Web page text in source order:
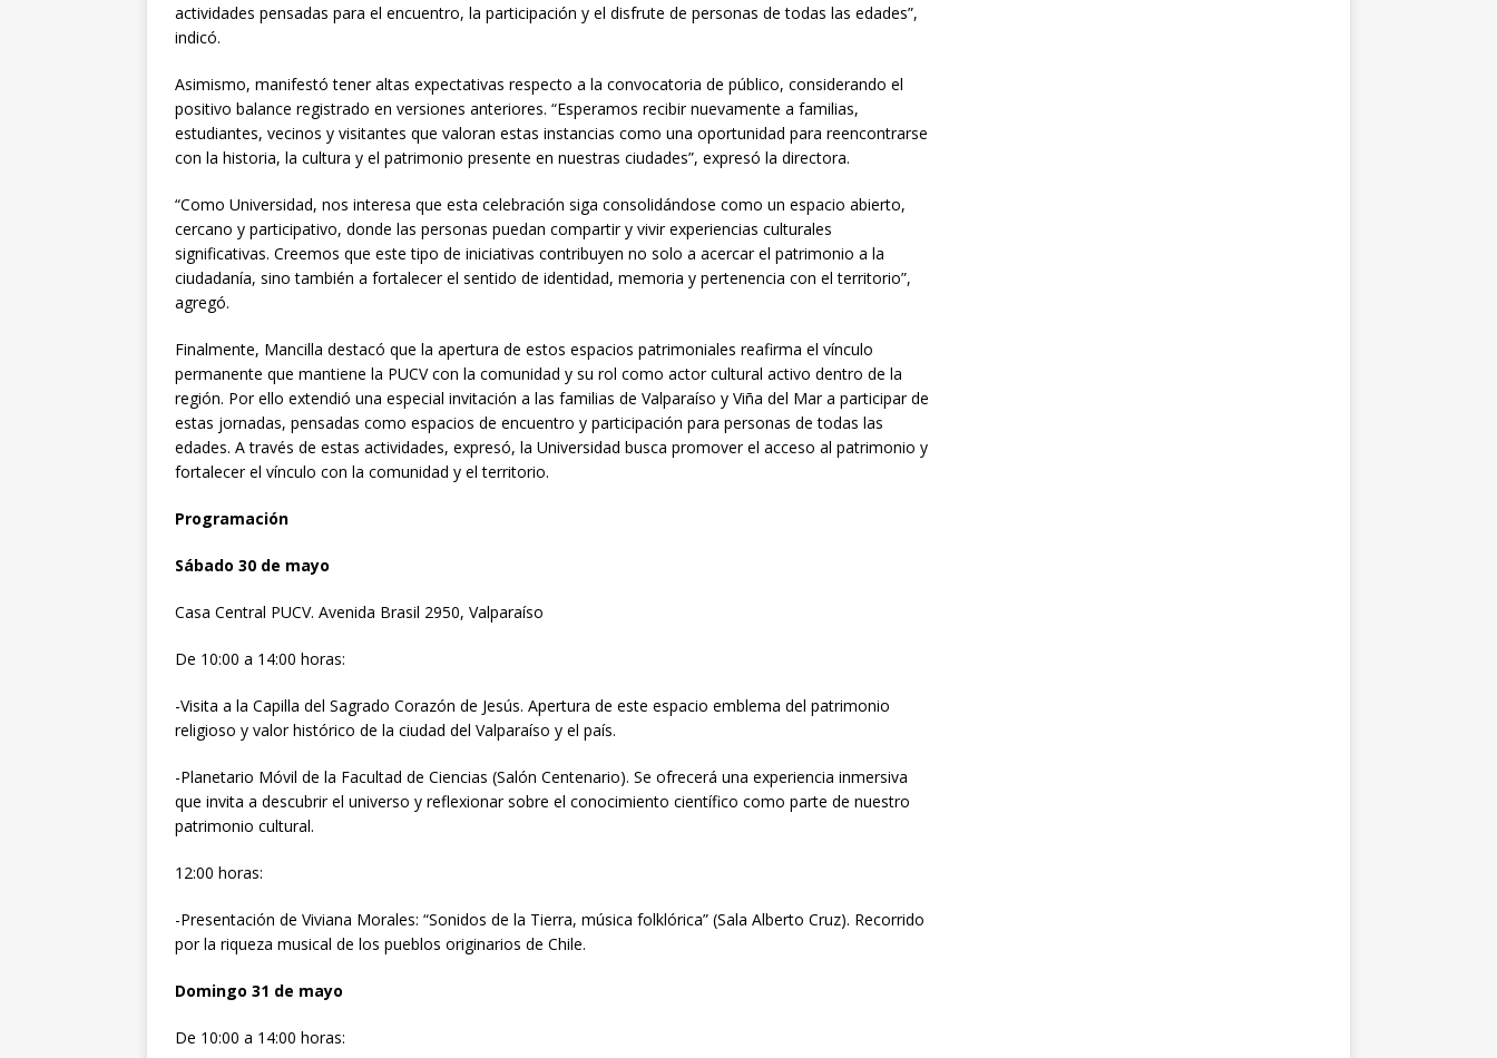
actividades pensadas para el encuentro, la participación y el disfrute de personas de todas las edades”,
indicó.
Asimismo, manifestó tener altas expectativas respecto a la convocatoria de público, considerando el
positivo balance registrado en versiones anteriores. “Esperamos recibir nuevamente a familias,
estudiantes, vecinos y visitantes que valoran estas instancias como una oportunidad para reencontrarse
con la historia, la cultura y el patrimonio presente en nuestras ciudades”, expresó la directora.
“Como Universidad, nos interesa que esta celebración siga consolidándose como un espacio abierto,
cercano y participativo, donde las personas puedan compartir y vivir experiencias culturales
significativas. Creemos que este tipo de iniciativas contribuyen no solo a acercar el patrimonio a la
ciudadanía, sino también a fortalecer el sentido de identidad, memoria y pertenencia con el territorio”,
agregó.
Finalmente, Mancilla destacó que la apertura de estos espacios patrimoniales reafirma el vínculo
permanente que mantiene la PUCV con la comunidad y su rol como actor cultural activo dentro de la
región. Por ello extendió una especial invitación a las familias de Valparaíso y Viña del Mar a participar de
estas jornadas, pensadas como espacios de encuentro y participación para personas de todas las
edades. A través de estas actividades, expresó, la Universidad busca promover el acceso al patrimonio y
fortalecer el vínculo con la comunidad y el territorio.
Programación
Sábado 30 de mayo
Casa Central PUCV. Avenida Brasil 2950, Valparaíso
De 10:00 a 14:00 horas:
-Visita a la Capilla del Sagrado Corazón de Jesús. Apertura de este espacio emblema del patrimonio
religioso y valor histórico de la ciudad del Valparaíso y el país.
-Planetario Móvil de la Facultad de Ciencias (Salón Centenario). Se ofrecerá una experiencia inmersiva
que invita a descubrir el universo y reflexionar sobre el conocimiento científico como parte de nuestro
patrimonio cultural.
12:00 horas:
-Presentación de Viviana Morales: “Sonidos de la Tierra, música folklórica” (Sala Alberto Cruz). Recorrido
por la riqueza musical de los pueblos originarios de Chile.
Domingo 31 de mayo
De 10:00 a 14:00 horas: